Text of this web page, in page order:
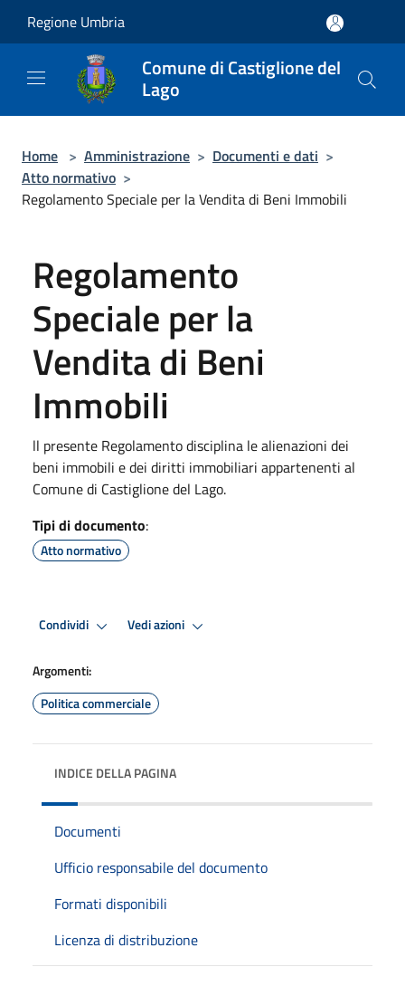
Regione Umbria
Comune di Castiglione del
Lago
Home > Amministrazione > Documenti e dati >
Atto normativo >
Regolamento Speciale per la Vendita di Beni Immobili
Regolamento
Speciale per la
Vendita di Beni
Immobili
ll presente Regolamento disciplina le alienazioni dei
beni immobili e dei diritti immobiliari appartenenti al
Comune di Castiglione del Lago.
Tipi di documento:
Atto normativo
Condividi Vedi azioni
Argomenti:
Politica commerciale
INDICE DELLA PAGINA
Documenti
Ufficio responsabile del documento
Formati disponibili
Licenza di distribuzione